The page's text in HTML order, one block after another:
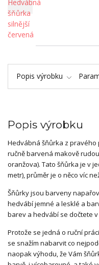
Popis výrobku
Popis výrobku
Hedvábná šňůrka z
ručně barvená makově
oranžova). Tato šňůrka je v
metr), průměr je o něco víc
Šňůrky jsou barveny
hedvábí jemné a lesklé a
barev a hedvábí se dočtete v
Protože se jedná o ruční
se snažím nabarvit co
naopak výhodu, že Vám